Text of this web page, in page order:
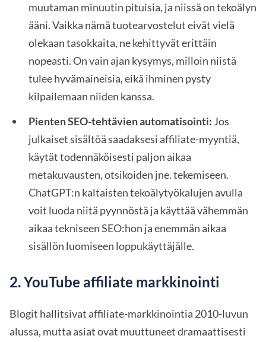
muutaman minuutin pituisia, ja niissä on tekoälyn
ääni. Vaikka nämä tuotearvostelut eivät vielä
olekaan tasokkaita, ne kehittyvät erittäin
nopeasti. On vain ajan kysymys, milloin niistä
tulee hyvämaineisia, eikä ihminen pysty
kilpailemaan niiden kanssa.
Pienten SEO-tehtävien automatisointi: Jos
julkaiset sisältöä saadaksesi affiliate-myyntiä,
käytät todennäköisesti paljon aikaa
metakuvausten, otsikoiden jne. tekemiseen.
ChatGPT:n kaltaisten tekoälytyökalujen avulla
voit luoda niitä pyynnöstä ja käyttää vähemmän
aikaa tekniseen SEO:hon ja enemmän aikaa
sisällön luomiseen loppukäyttäjälle.
2. YouTube affiliate markkinointi
Blogit hallitsivat affiliate-markkinointia 2010-luvun
alussa, mutta asiat ovat muuttuneet dramaattisesti